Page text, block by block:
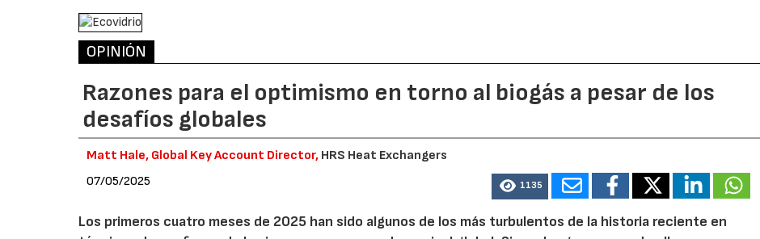
OPINIÓN
Razones para el optimismo en torno al biogás a pesar de los
desafíos globales
Matt Hale, Global Key Account Director, HRS Heat Exchangers
07/05/2025
1135
Los primeros cuatro meses de 2025 han sido algunos de los más turbulentos de la historia reciente en